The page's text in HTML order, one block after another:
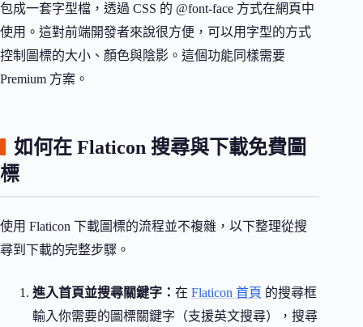
包成一套字型檔，透過 CSS 的 @font-face 方式在網頁中
使用。這對前端開發者來說很方便，可以用字型的方式
控制圖標的大小、顏色與陰影。這個功能同樣需要
Premium 方案。
如何在 Flaticon 搜尋與下載免費圖
標
使用 Flaticon 下載圖標的流程並不複雜，以下整理從搜
尋到下載的完整步驟。
進入首頁並搜尋關鍵字： 在 Flaticon 首頁 的搜尋框
輸入你需要的圖標關鍵字（支援英文搜尋），搜尋